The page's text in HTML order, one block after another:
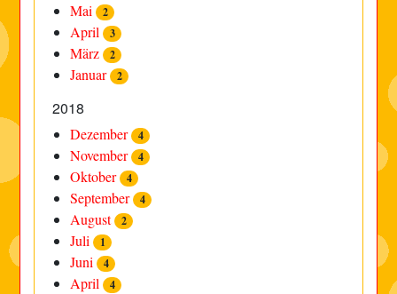
Mai 2
April 3
März 2
Januar 2
2018
Dezember 4
November 4
Oktober 4
September 4
August 2
Juli 1
Juni 4
April 4